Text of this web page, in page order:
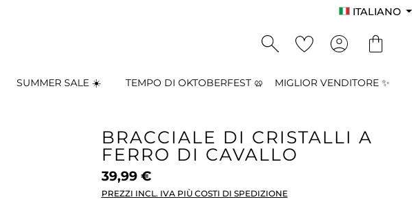
ITALIANO
SUMMER SALE ☀️ TEMPO DI OKTOBERFEST 🥨 MIGLIOR VENDITORE ✨
BRACCIALE DI CRISTALLI A
FERRO DI CAVALLO
39,99 €
PREZZI INCL. IVA PIÙ COSTI DI SPEDIZIONE